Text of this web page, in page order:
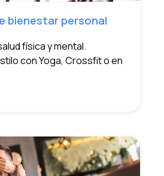
bienestar personal
física y mental.
con Yoga, Crossfit o en